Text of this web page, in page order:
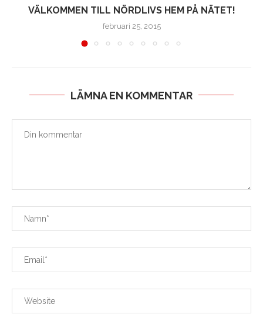
VÄLKOMMEN TILL NÖRDLIVS HEM PÅ NÄTET!
februari 25, 2015
LÄMNA EN KOMMENTAR